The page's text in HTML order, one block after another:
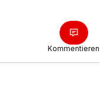
Kommentieren